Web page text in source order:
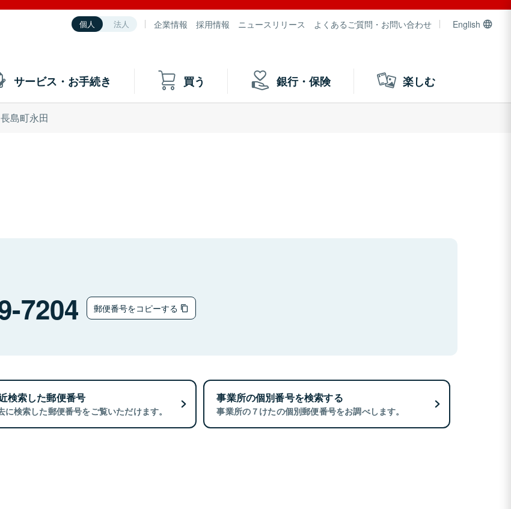
個人 法人 企業情報 採用情報 ニュースリリース よくあるご質問・お問い合わせ English
サービス・お手続き 買う 銀行・保険 楽しむ
長島町永田
7204 郵便番号をコピーする
検索した郵便番号
に検索した郵便番号をご覧いただけます。
事業所の個別番号を検索する
事業所の７けたの個別郵便番号をお調べします。